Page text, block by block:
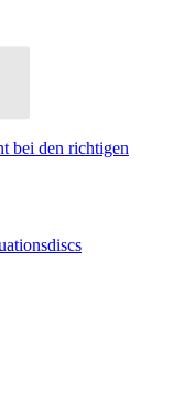
bei den richtigen